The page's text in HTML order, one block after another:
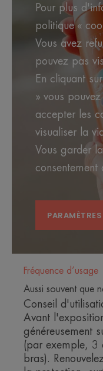
La très
pour la
Avantages
Le Spray enfant
d'ouverture
exclusive d'actifs
Recherche Pierre
pour la peau
Bénéfices
• ANTIOXYDANT
protection des
• SANS PARFUM
Pour plus
politique «
Vous avez
pouvez pas
En cliquant
» vous
accepter les
visualiser la
Vous garder
consentement
Fréquence d’usage
Aussi souvent que
Conseil
Avant
généreusement
(par exemple, 3
bras).